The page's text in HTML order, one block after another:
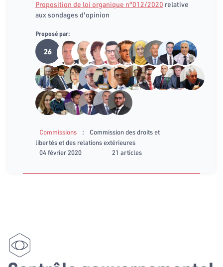
Proposition de loi organique n°012/2020 relative
aux sondages d'opinion
Proposé par:
26
Commissions :
Commission des droits et
libertés et des relations extérieures
04 février 2020
21 articles